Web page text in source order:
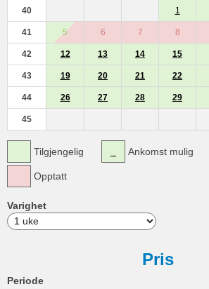
40 1
41 5 6 7 8
42 12 13 14 15
43 19 20 21 22
44 26 27 28 29
45
Tilgjengelig
Opptatt
Ankomst mulig
Varighet
Pris
Periode